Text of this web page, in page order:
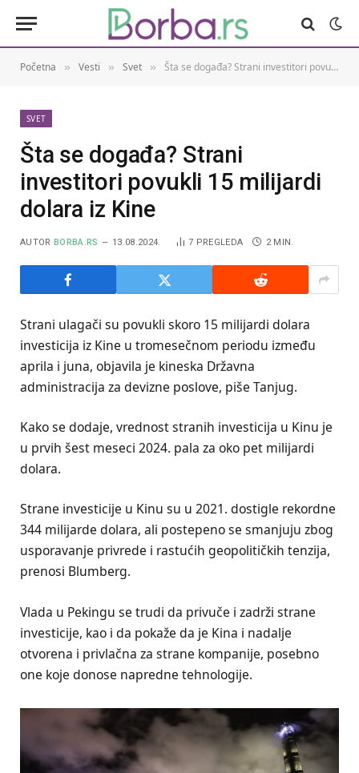
Početna » Vesti » Svet » Šta se događa? Strani investitori povukli 15 milijardi dolara iz Kine
SVET
Šta se događa? Strani
investitori povukli 15 milijardi
dolara iz Kine
AUTOR BORBA.RS 13.08.2024. 7 PREGLEDA 2 MIN.
Strani ulagači su povukli skoro 15 milijardi dolara
investicija iz Kine u tromesečnom periodu između
aprila i juna, objavila je kineska Državna
administracija za devizne poslove, piše Tanjug.
Kako se dodaje, vrednost stranih investicija u Kinu je
u prvih šest meseci 2024. pala za oko pet milijardi
dolara.
Strane investicije u Kinu su u 2021. dostigle rekordne
344 milijarde dolara, ali postepeno se smanjuju zbog
usporavanje privrede i rastućih geopolitičkih tenzija,
prenosi Blumberg.
Vlada u Pekingu se trudi da privuče i zadrži strane
investicije, kao i da pokaže da je Kina i nadalje
otvorena i privlačna za strane kompanije, posebno
one koje donose napredne tehnologije.